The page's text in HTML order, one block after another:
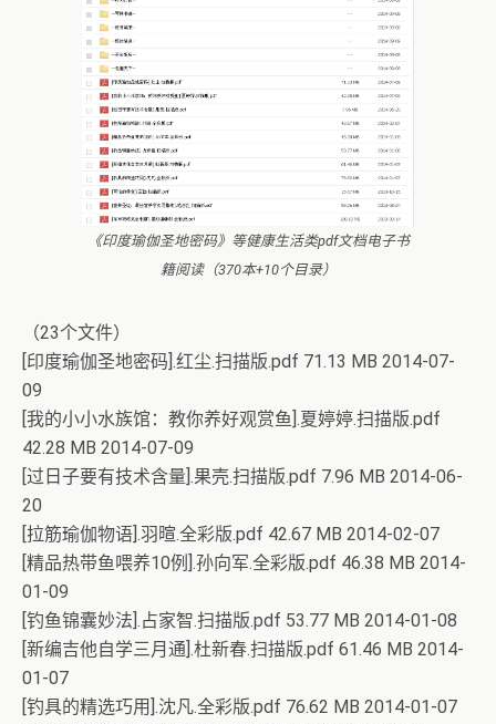
《印度瑜伽圣地密码》等健康生活类pdf文档电子书
籍阅读（370本+10个目录）
（23个文件）
[印度瑜伽圣地密码].红尘.扫描版.pdf 71.13 MB 2014-07-
09
[我的小小水族馆：教你养好观赏鱼].夏婷婷.扫描版.pdf
42.28 MB 2014-07-09
[过日子要有技术含量].果壳.扫描版.pdf 7.96 MB 2014-06-
20
[拉筋瑜伽物语].羽暄.全彩版.pdf 42.67 MB 2014-02-07
[精品热带鱼喂养10例].孙向军.全彩版.pdf 46.38 MB 2014-
01-09
[钓鱼锦囊妙法].占家智.扫描版.pdf 53.77 MB 2014-01-08
[新编吉他自学三月通].杜新春.扫描版.pdf 61.46 MB 2014-
01-07
[钓具的精选巧用].沈凡.全彩版.pdf 76.62 MB 2014-01-07